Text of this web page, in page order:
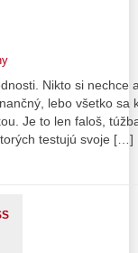
Nikto si nechce
lebo všetko sa
Je to len faloš,
testujú svoje […]